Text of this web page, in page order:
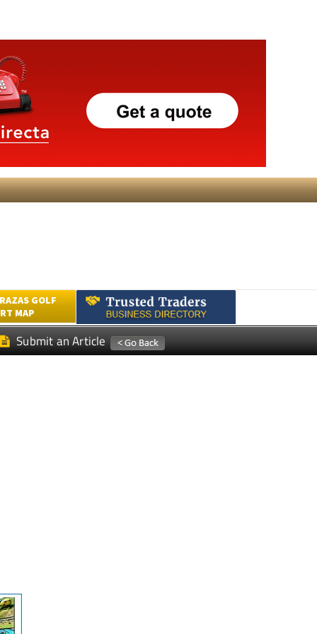
GOLF
MAP
Submit an Article